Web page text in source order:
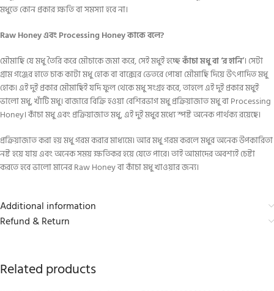
মধুতে কোন প্রকার ক্ষতি বা সমস্যা হবে না।
Raw Honey এবং Processing Honey কাকে বলে?
মৌমাছি যে মধু তৈরি করে মৌচাকে জমা করে, সেই মধুই হচ্ছেকাঁচা মধু বা ‘র হানি’। সেটা
গ্রাম গঞ্জের হাতে চাক কাটা মধু হোক বা বাক্সের ভেতরে পোষা মৌমাছি দিয়ে উৎপাদিত মধু
হোক। এই দুই প্রকার মৌমাছিই যদি ফুল থেকে মধু সংগ্রহ করে, তাহলে এই দুই প্রকার মধুই
ভালো মধু, খাঁটি মধু। বাজারে বিক্রি হওয়া বেশিরভাগ মধু প্রক্রিয়াজাত মধু বা Processing
Honey। কাঁচা মধু এবং প্রক্রিয়াজাত মধু, এই দুই মধুর মধ্যে স্পষ্ট অনেক পার্থক্য রয়েছে।
প্রক্রিয়াজাত করা হয় মধু গরম করার মাধ্যমে। আর মধু গরম করলে মধুর অনেক উপকারিতা
নষ্ট হয়ে যায় এবং অনেক সময় ক্ষতিকর হয়ে যেতে পারে। তাই আমাদের অবশ্যই চেষ্টা
করতে হবে ভালো মানের Raw Honey বা কাঁচা মধু খাওয়ার জন্য।
Additional information
Refund & Return
Related products